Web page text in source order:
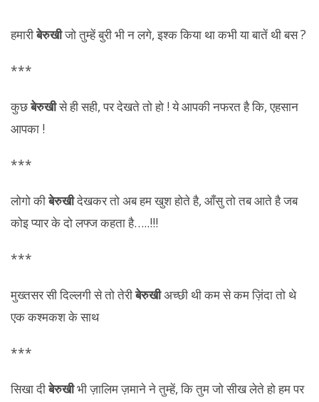
हमारीबेरुखीजो तुम्हें बुरी भी न लगे, इश्क किया था कभी या बातें थी बस ?
***
कुछबेरुखीसे ही सही, पर देखते तो हो ! ये आपकी नफरत है कि, एहसान
आपका !
***
लोगो कीबेरुखीदेखकर तो अब हम खुश होते है, आँसु तो तब आते है जब
कोइ प्यार के दो लफ्ज कहता है…..!!!
***
मुख्तसर सी दिल्लगी से तो तेरीबेरुखीअच्छी थी कम से कम ज़िंदा तो थे
एक कश्मकश के साथ
***
सिखा दीबेरुखीभी ज़ालिम ज़माने ने तुम्हें, कि तुम जो सीख लेते हो हम पर